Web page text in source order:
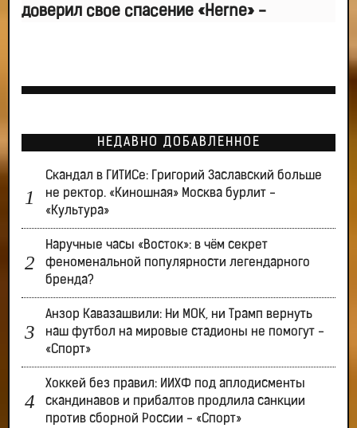
доверил свое спасение «Herne» -
НЕДАВНО ДОБАВЛЕННОЕ
Скандал в ГИТИСе: Григорий Заславский больше
не ректор. «Киношная» Москва бурлит -
«Культура»
Наручные часы «Восток»: в чём секрет
феноменальной популярности легендарного
бренда?
Анзор Кавазашвили: Ни МОК, ни Трамп вернуть
наш футбол на мировые стадионы не помогут -
«Спорт»
Хоккей без правил: ИИХФ под аплодисменты
скандинавов и прибалтов продлила санкции
против сборной России - «Спорт»